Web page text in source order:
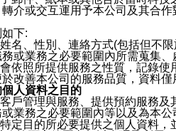
介或交互運用予本公司及其合作
下:
名、性別、連絡方式(包括但不
或業務之必要範圍內所需蒐集、
依照所提供服務之性質，記錄
改善本公司的服務品質，資料僅
人資料之目的
戶管理與服務、提供預約服務
業務之必要範圍內等以及為本
定目的所必要提供之個人資料